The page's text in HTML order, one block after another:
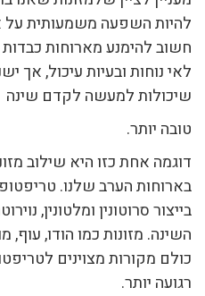
להיות השפעה משמעותית על
חשוב להימנע מארוחות כבדות
לאי נוחות ובעיות עיכול, אך
שיכולות למעשה לקדם שינה
טובה יותר.
דוגמה אחת כזו היא שילוב
בארוחות הערב שלנו.
בייצור סרוטונין ומלטונין,
השינה. מזונות כמו הודו, עוף,
כולם מקורות מצוינים
רגועה יותר.